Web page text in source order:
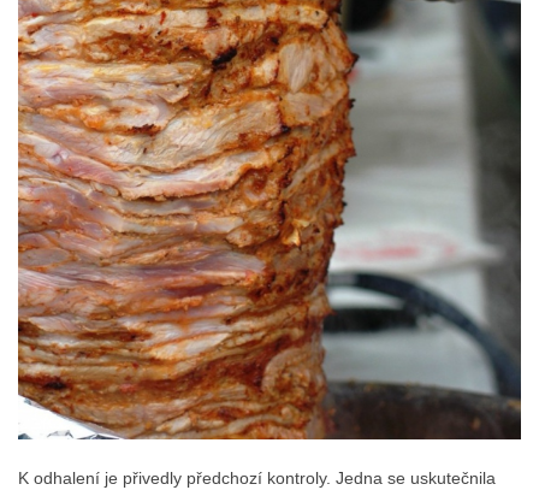
K odhalení je přivedly předchozí kontroly. Jedna se uskutečnila